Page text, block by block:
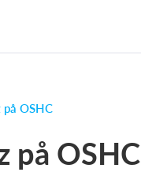
OSHC
på OSHC